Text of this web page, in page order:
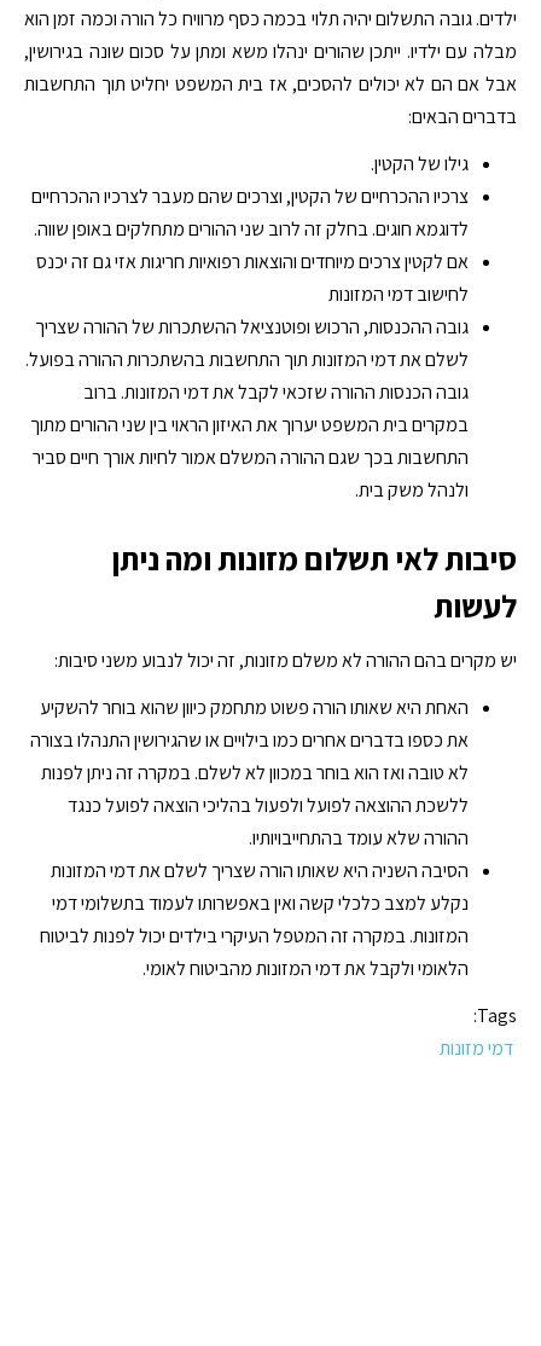
ילדים. גובה התשלום יהיה תלוי בכמה כסף מרוויח כל הורה וכמה זמן הוא
מבלה עם ילדיו. ייתכן שהורים ינהלו משא ומתן על סכום שונה בגירושין,
אבל אם הם לא יכולים להסכים, אז בית המשפט יחליט תוך התחשבות
בדברים הבאים:
גילו של הקטין.
צרכיו ההכרחיים של הקטין, וצרכים שהם מעבר לצרכיו ההכרחיים
לדוגמא חוגים. בחלק זה לרוב שני ההורים מתחלקים באופן שווה.
אם לקטין צרכים מיוחדים והוצאות רפואיות חריגות אזי גם זה יכנס
לחישוב דמי המזונות
גובה ההכנסות, הרכוש ופוטנציאל ההשתכרות של ההורה שצריך
לשלם את דמי המזונות תוך התחשבות בהשתכרות ההורה בפועל.
גובה הכנסות ההורה שזכאי לקבל את דמי המזונות. ברוב
במקרים בית המשפט יערוך את האיזון הראוי בין שני ההורים מתוך
התחשבות בכך שגם ההורה המשלם אמור לחיות אורך חיים סביר
ולנהל משק בית.
סיבות לאי תשלום מזונות ומה ניתן
לעשות
יש מקרים בהם ההורה לא משלם מזונות, זה יכול לנבוע משני סיבות:
האחת היא שאותו הורה פשוט מתחמק כיוון שהוא בוחר להשקיע
את כספו בדברים אחרים כמו בילויים או שהגירושין התנהלו בצורה
לא טובה ואז הוא בוחר במכוון לא לשלם. במקרה זה ניתן לפנות
ללשכת ההוצאה לפועל ולפעול בהליכי הוצאה לפועל כנגד
ההורה שלא עומד בהתחייבויותיו.
הסיבה השניה היא שאותו הורה שצריך לשלם את דמי המזונות
נקלע למצב כלכלי קשה ואין באפשרותו לעמוד בתשלומי דמי
המזונות. במקרה זה המטפל העיקרי בילדים יכול לפנות לביטוח
הלאומי ולקבל את דמי המזונות מהביטוח לאומי.
Tags:
דמי מזונות